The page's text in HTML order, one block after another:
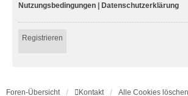
Nutzungsbedingungen Datenschutzerklärung
Registrieren
Foren-Übersicht Kontakt Alle Cookies löschen